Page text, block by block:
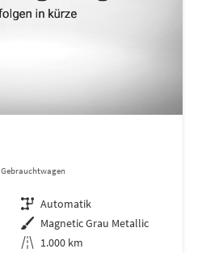
Gebrauchtwagen
Getriebe Automatik
Außenfarbe Magnetic Grau Metallic
Kilometerstand 1.000 km